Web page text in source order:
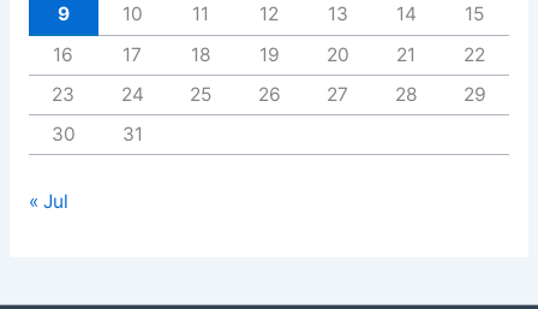
9
10 11 12 13 14
15
16
17 18 19 20 21
22
23
24 25 26 27 28
29
30
31
« Jul